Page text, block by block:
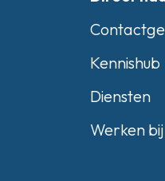
Kennishub
Diensten
Werken bij